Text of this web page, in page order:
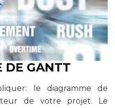
DE GANTT
le diagramme de
de votre projet. Le